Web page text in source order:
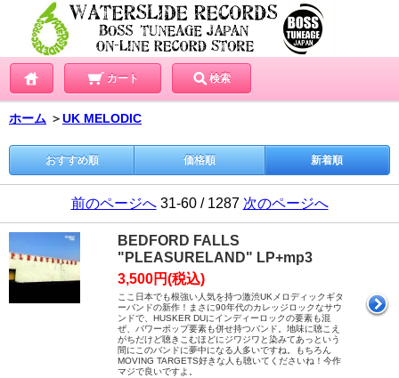
カート 検索
ホーム ＞UK MELODIC
おすすめ順 価格順 新着順
前のページへ31-60 / 1287 次のページへ
BEDFORD FALLS
"PLEASURELAND" LP+mp3
3,500円(税込)
ここ日本でも根強い人気を持つ激渋UKメロディックギタ
ーバンドの新作！まさに90年代のカレッジロックなサウ
ンドで、HUSKER DUにインディーロックの要素も混
ぜ、パワーポップ要素も併せ持つバンド。地味に聴こえ
がちだけど聴きこむほどにジワジワと染みてあっという
間にこのバンドに夢中になる人多いですね。もちろん
MOVING TARGETS好きな人も聴いてくださいね！今作
マジで良いですよ。